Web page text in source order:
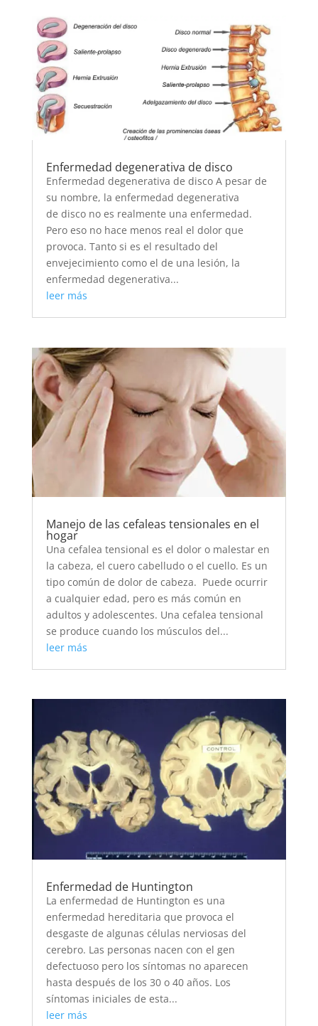
Enfermedad degenerativa de disco
Enfermedad degenerativa de disco A pesar de
su nombre, la enfermedad degenerativa
de disco no es realmente una enfermedad.
Pero eso no hace menos real el dolor que
provoca. Tanto si es el resultado del
envejecimiento como el de una lesión, la
enfermedad degenerativa...
leer más
Manejo de las cefaleas tensionales en el
hogar
Una cefalea tensional es el dolor o malestar en
la cabeza, el cuero cabelludo o el cuello. Es un
tipo común de dolor de cabeza. Puede ocurrir
a cualquier edad, pero es más común en
adultos y adolescentes. Una cefalea tensional
se produce cuando los músculos del...
leer más
Enfermedad de Huntington
La enfermedad de Huntington es una
enfermedad hereditaria que provoca el
desgaste de algunas células nerviosas del
cerebro. Las personas nacen con el gen
defectuoso pero los síntomas no aparecen
hasta después de los 30 o 40 años. Los
síntomas iniciales de esta...
leer más